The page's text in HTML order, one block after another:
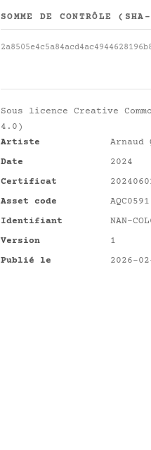
SOMME DE CONTRÔLE
Sous licence Creative
4.0)
Artiste
Arnaud
Date
2024
Certificat
Asset code
AQC0591
Identifiant
NAN-
Version
1
Publié le
2026-